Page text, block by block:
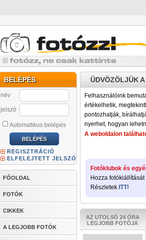
BELÉPÉS
név
jelszó
Automatikus belépés
REGISZTRÁCIÓ
ELFELEJTETT JELSZÓ
FŐOLDAL
FOTÓK
CIKKEK
A LEGJOBB FOTÓK
ÜDVÖZÖLJÜK
Felhasználóink
értékelhetik,
pontozhatják,
nyerhet, hogyan
A weboldalon
Fotóklubok és
Hozza
Részletek ITT!
AZ UTOLSÓ 24 ÓRA
LEGJOBB FOTÓJA